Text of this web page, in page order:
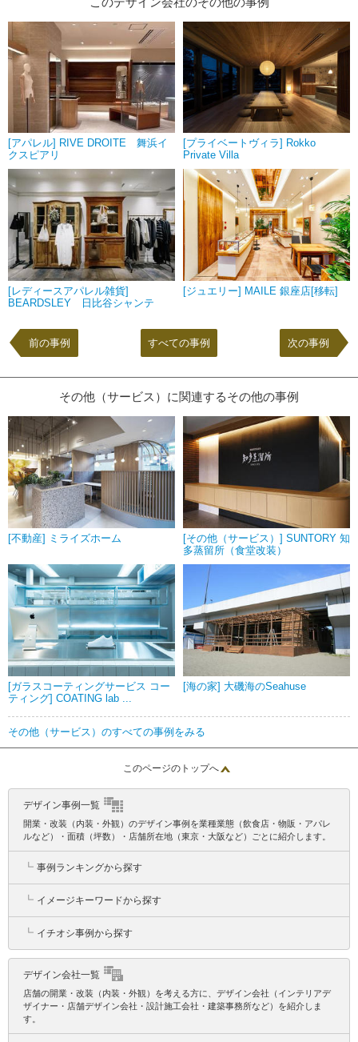
[アパレル] RIVE DROITE 舞浜イ
クスピアリ
[プライベートヴィラ] Rokko
Private Villa
[レディースアパレル雑貨]
BEARDSLEY 日比谷シャンテ
[ジュエリー] MAILE 銀座店[移転]
前の事例 次の事例
すべての事例
その他（サービス）に関連するその他の事例
[不動産] ミライズホーム
[その他（サービス）] SUNTORY 知
多蒸留所（食堂改装）
[ガラスコーティングサービス コー
ティング] COATING lab ...
[海の家] 大磯海のSeahuse
その他（サービス）のすべての事例をみる
このページのトップへ
デザイン事例一覧
開業・改装（内装・外観）のデザイン事例を業種業態（飲食店・物販・アパレ
ルなど）・面積（坪数）・店舗所在地（東京・大阪など）ごとに紹介します。
┗ 事例ランキングから探す
┗ イメージキーワードから探す
┗ イチオシ事例から探す
デザイン会社一覧
店舗の開業・改装（内装・外観）を考える方に、デザイン会社（インテリアデ
ザイナー・店舗デザイン会社・設計施工会社・建築事務所など）を紹介しま
す。